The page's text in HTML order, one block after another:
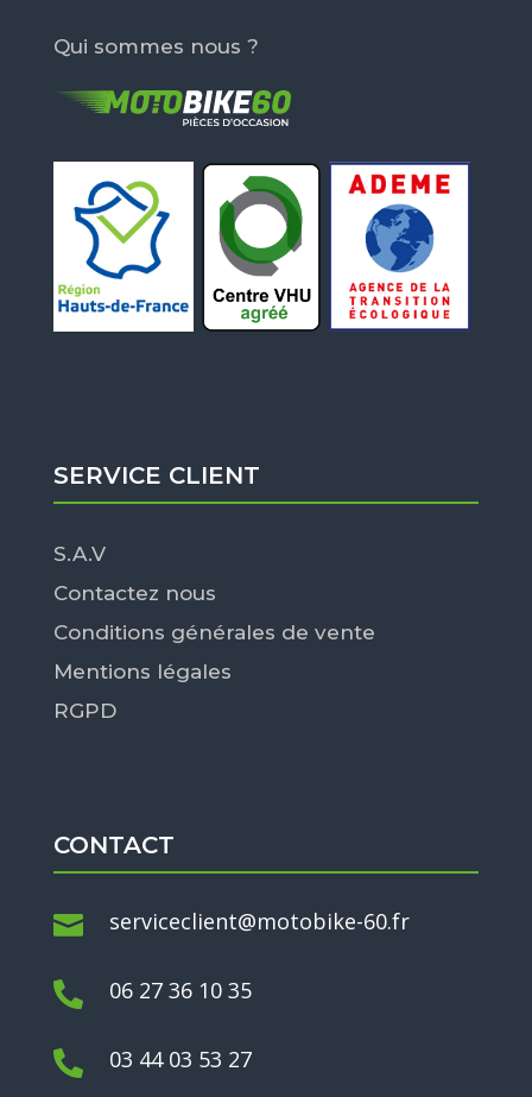
Qui sommes nous ?
SERVICE CLIENT
S.A.V
Contactez nous
Conditions générales de vente
Mentions légales
RGPD
CONTACT
 serviceclient@motobike-60.fr
 06 27 36 10 35
 03 44 03 53 27